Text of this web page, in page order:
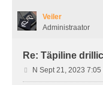
Veiler
Administraator
Re: Täpiline
P
o
N Sept 21, 2023 7:05